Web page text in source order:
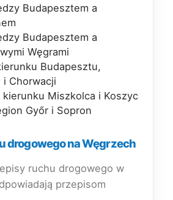
Budapesztem a
Budapesztem a
Węgrami
Budapesztu,
i Chorwacji
Miszkolca i Koszyc
Győr i Sopron
drogowego na Węgrzech
ruchu drogowego w
przepisom